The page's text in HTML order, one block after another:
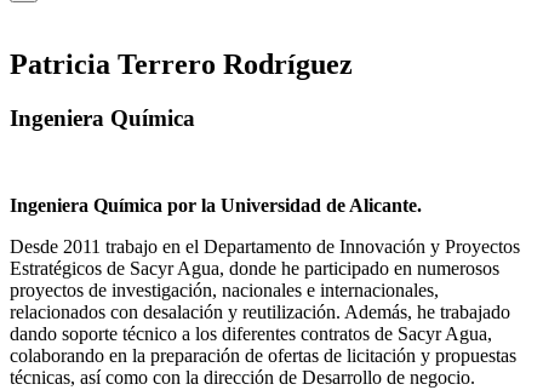
Patricia Terrero Rodríguez
Ingeniera Química
Ingeniera Química por la Universidad de Alicante.
Desde 2011 trabajo en el Departamento de Innovación y Proyectos
Estratégicos de Sacyr Agua, donde he participado en numerosos
proyectos de investigación, nacionales e internacionales,
relacionados con desalación y reutilización. Además, he trabajado
dando soporte técnico a los diferentes contratos de Sacyr Agua,
colaborando en la preparación de ofertas de licitación y propuestas
técnicas, así como con la dirección de Desarrollo de negocio.